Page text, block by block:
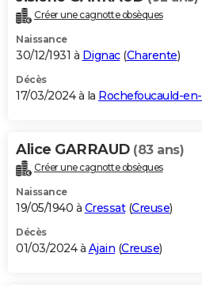
Créer une cagnotte obsèques
Naissance
30/12/1931 à Dignac(Charente)
Décès
17/03/2024 à la Rochefoucauld-
Alice GARRAUD (83 ans)
Créer une cagnotte obsèques
Naissance
19/05/1940 à Cressat(Creuse)
Décès
01/03/2024 à Ajain (Creuse)